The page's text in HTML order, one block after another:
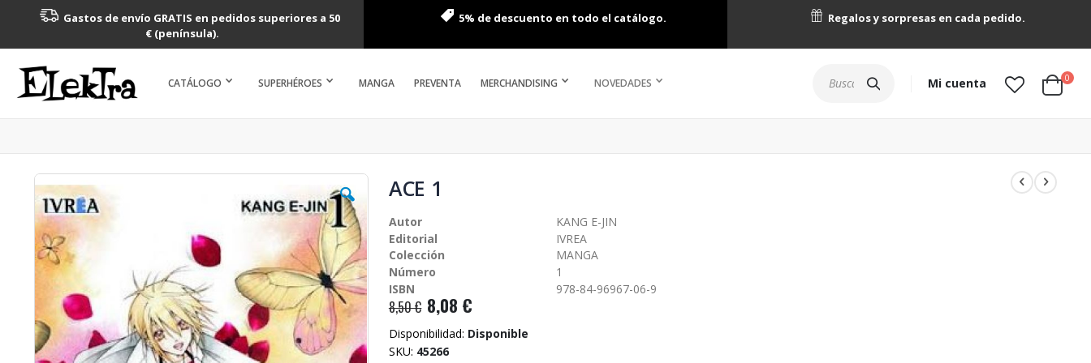
Gastos de envío GRATIS en pedidos superiores a 50
€ (península).
5% de descuento en todo el catálogo. Regalos y sorpresas en cada pedido.
CATÁLOGO SUPERHÉROES MANGA PREVENTA MERCHANDISING NOVEDADES Mi cuenta Cart
0
Saltar
al
final
de
la
galería
de
ACE 1
Autor
KANG E-JIN
Editorial
IVREA
Colección
MANGA
Número
1
ISBN
978-84-96967-06-9
8,50 € 8,08 €
Disponibilidad: Disponible
SKU 45266